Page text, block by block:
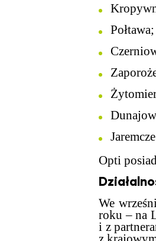
Połtawa;
Jaremcze
Opti
We
roku – na
i z